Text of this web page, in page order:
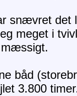
snævret det
meget i
båd
3.800